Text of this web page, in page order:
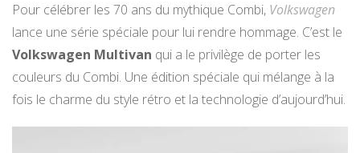
Pour célébrer les 70 ans du mythique Combi, Volkswagen
lance une série spéciale pour lui rendre hommage. C’est le
Volkswagen Multivan qui a le privilège de porter les
couleurs du Combi. Une édition spéciale qui mélange à la
fois le charme du style rétro et la technologie d’aujourd’hui.